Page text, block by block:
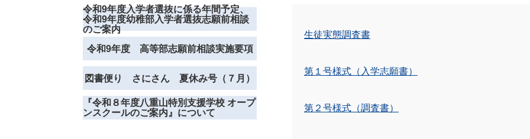
生徒実態調査書
第１号様式（入学志願書）
第２号様式（調査書）
令和9年度入学者選抜に係る年間予定、
令和9年度幼稚部入学者選抜志願前相談
のご案内
令和9年度 高等部志願前相談実施要項
図書便り さにさん 夏休み号（７月）
『令和８年度八重山特別支援学校 オープ
ンスクールのご案内』について